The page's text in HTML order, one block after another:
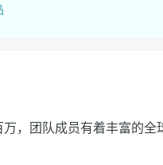
，团队成员有着丰富的